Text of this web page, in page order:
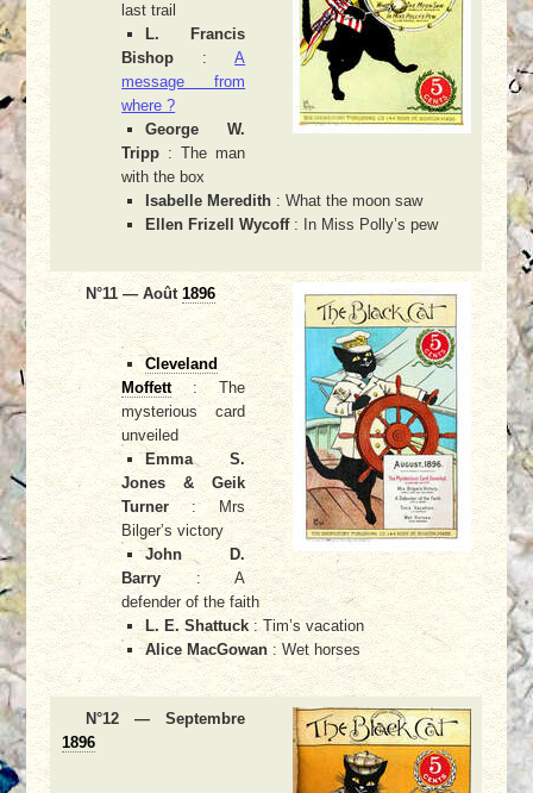
last trail
L. Francis
Bishop :A
message from
where ?
George W.
Tripp : The man
with the box
Isabelle Meredith : What the moon saw
Ellen Frizell Wycoff: In Miss Polly’s pew
N°11 — Août1896
Cleveland
Moffett: The
mysterious card
unveiled
Emma S.
Jones & Geik
Turner : Mrs
Bilger’s victory
John D.
Barry : A
defender of the faith
L. E. Shattuck : Tim’s vacation
Alice MacGowan : Wet horses
N°12 — Septembre
1896